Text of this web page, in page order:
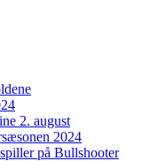
2. august
2024
på Bullshooter